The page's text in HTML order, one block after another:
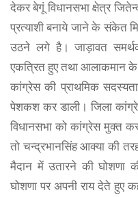
देकर बेगूं विधानसभा क्षेत्र
प्रत्याशी बनाये जाने के संकेत
उठने लगे है। जाड़ावत
एकत्रित हुए तथा आलाकमान के
कांग्रेस की प्राथमिक
पेशकश कर डाली। जिला
विधानसभा को कांग्रेस मुक्त
तो चन्द्रभानसिंह आक्या की
मैदान में उतारने की घोशणा
घोशणा पर अपनी राय देते हुए